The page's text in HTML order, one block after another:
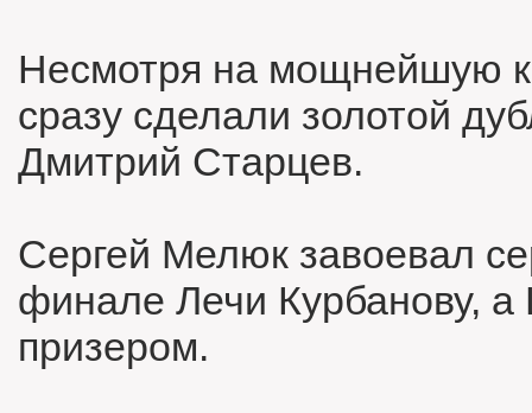
Несмотря на мощнейшую
сразу сделали золотой
Дмитрий Старцев.
Сергей Мелюк завоевал
финале Лечи Курбанову,
призером.